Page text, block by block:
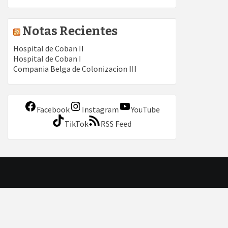
Notas Recientes
Hospital de Coban II
Hospital de Coban I
Compania Belga de Colonizacion III
Facebook Instagram
YouTube
TikTok
RSS Feed